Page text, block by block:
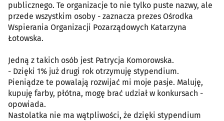
publicznego. Te organizacje to nie tylko puste nazwy, ale
przede wszystkim osoby - zaznacza prezes Ośrodka
Wspierania Organizacji Pozarządowych Katarzyna
Łotowska.
Jedną z takich osób jest Patrycja Komorowska.
- Dzięki 1% już drugi rok otrzymuję stypendium.
Pieniądze te powalają rozwijać mi moje pasje. Maluję,
kupuję farby, płótna, mogę brać udział w konkursach -
opowiada.
Nastolatka nie ma wątpliwości, że dzięki stypendium